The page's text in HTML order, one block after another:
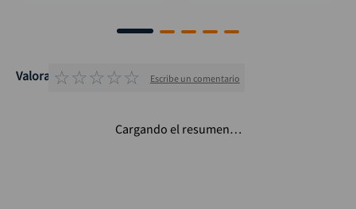
Valoraciones
☆☆☆☆☆ Escribe un comentario
Cargando el resumen…